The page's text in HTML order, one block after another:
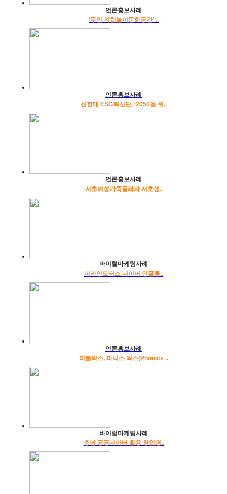
언론홍보사례
‘무인 복합놀이문화공간’ ..
언론홍보사례
신한대 ESG혁신단, ‘2050을 위..
언론홍보사례
서초여성가족플라자 서초센..
바이럴마케팅사례
피라인모터스 네이버 인플루..
언론홍보사례
리틀팍스, 파닉스 웍스(Phonics ..
바이럴마케팅사례
충남 공공데이터 활용 창업경..